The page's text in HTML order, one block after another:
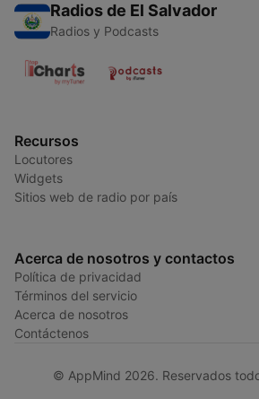
Radios de El Salvador
Radios y Podcasts
Recursos
Locutores
Widgets
Sitios web de radio por país
Acerca de nosotros y contactos
Política de privacidad
Términos del servicio
Acerca de nosotros
Contáctenos
© AppMind 2026. Reservados